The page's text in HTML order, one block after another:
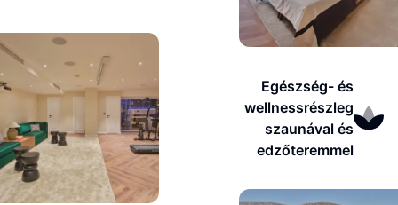
Egészség- és
wellnessrészleg
szaunával és
edzőteremmel